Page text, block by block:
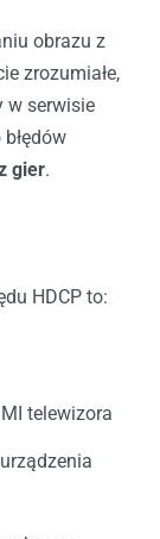
obrazu z
zrozumiałe,
w serwisie
gier.
HDCP to:
telewizora